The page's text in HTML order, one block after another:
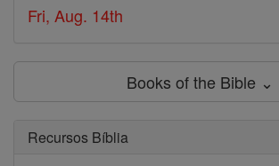
Fri, Aug. 14th
Books of the Bible ⌄
Recursos Bíblia